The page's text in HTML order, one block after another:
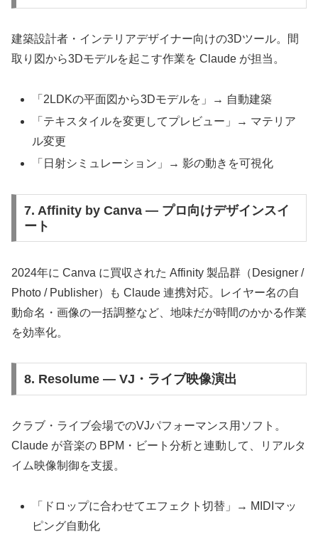
建築設計者・インテリアデザイナー向けの3Dツール。間
取り図から3Dモデルを起こす作業を Claude が担当。
「2LDKの平面図から3Dモデルを」→ 自動建築
「テキスタイルを変更してプレビュー」→ マテリア
ル変更
「日射シミュレーション」→ 影の動きを可視化
7. Affinity by Canva — プロ向けデザインスイ
ート
2024年に Canva に買収された Affinity 製品群（Designer /
Photo / Publisher）も Claude 連携対応。レイヤー名の自
動命名・画像の一括調整など、地味だが時間のかかる作業
を効率化。
8. Resolume — VJ・ライブ映像演出
クラブ・ライブ会場でのVJパフォーマンス用ソフト。
Claude が音楽の BPM・ビート分析と連動して、リアルタ
イム映像制御を支援。
「ドロップに合わせてエフェクト切替」→ MIDIマッ
ピング自動化